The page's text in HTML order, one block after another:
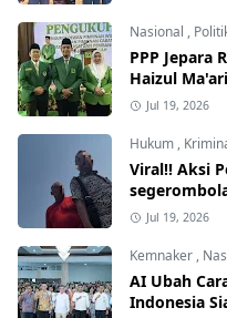
Nasional ,
PPP Jepara
Haizul
Jul 19, 2026
Hukum ,
Viral!! Aksi
Jul 19, 2026
Kemnaker ,
AI Ubah
Indonesia